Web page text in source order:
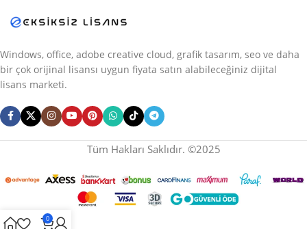
Windows, office, adobe creative cloud, grafik tasarım, seo ve daha
bir çok orijinal lisansı uygun fiyata satın alabileceğiniz dijital
lisans marketi.
Tüm Hakları Saklıdır. ©2025
0